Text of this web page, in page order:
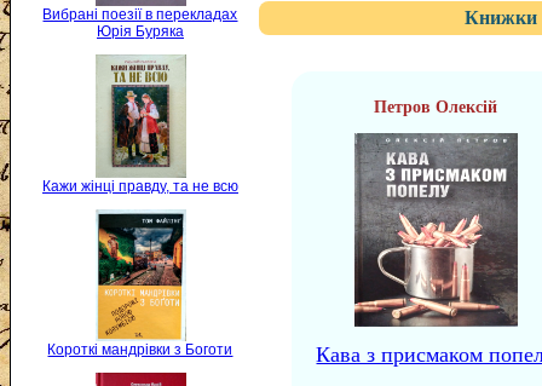
Вибрані поезії в перекладах
Юрія Буряка
Кажи жінці правду, та не всю
Короткі мандрівки з Боготи
Книжки
Петров Олексій
Кава з присмаком